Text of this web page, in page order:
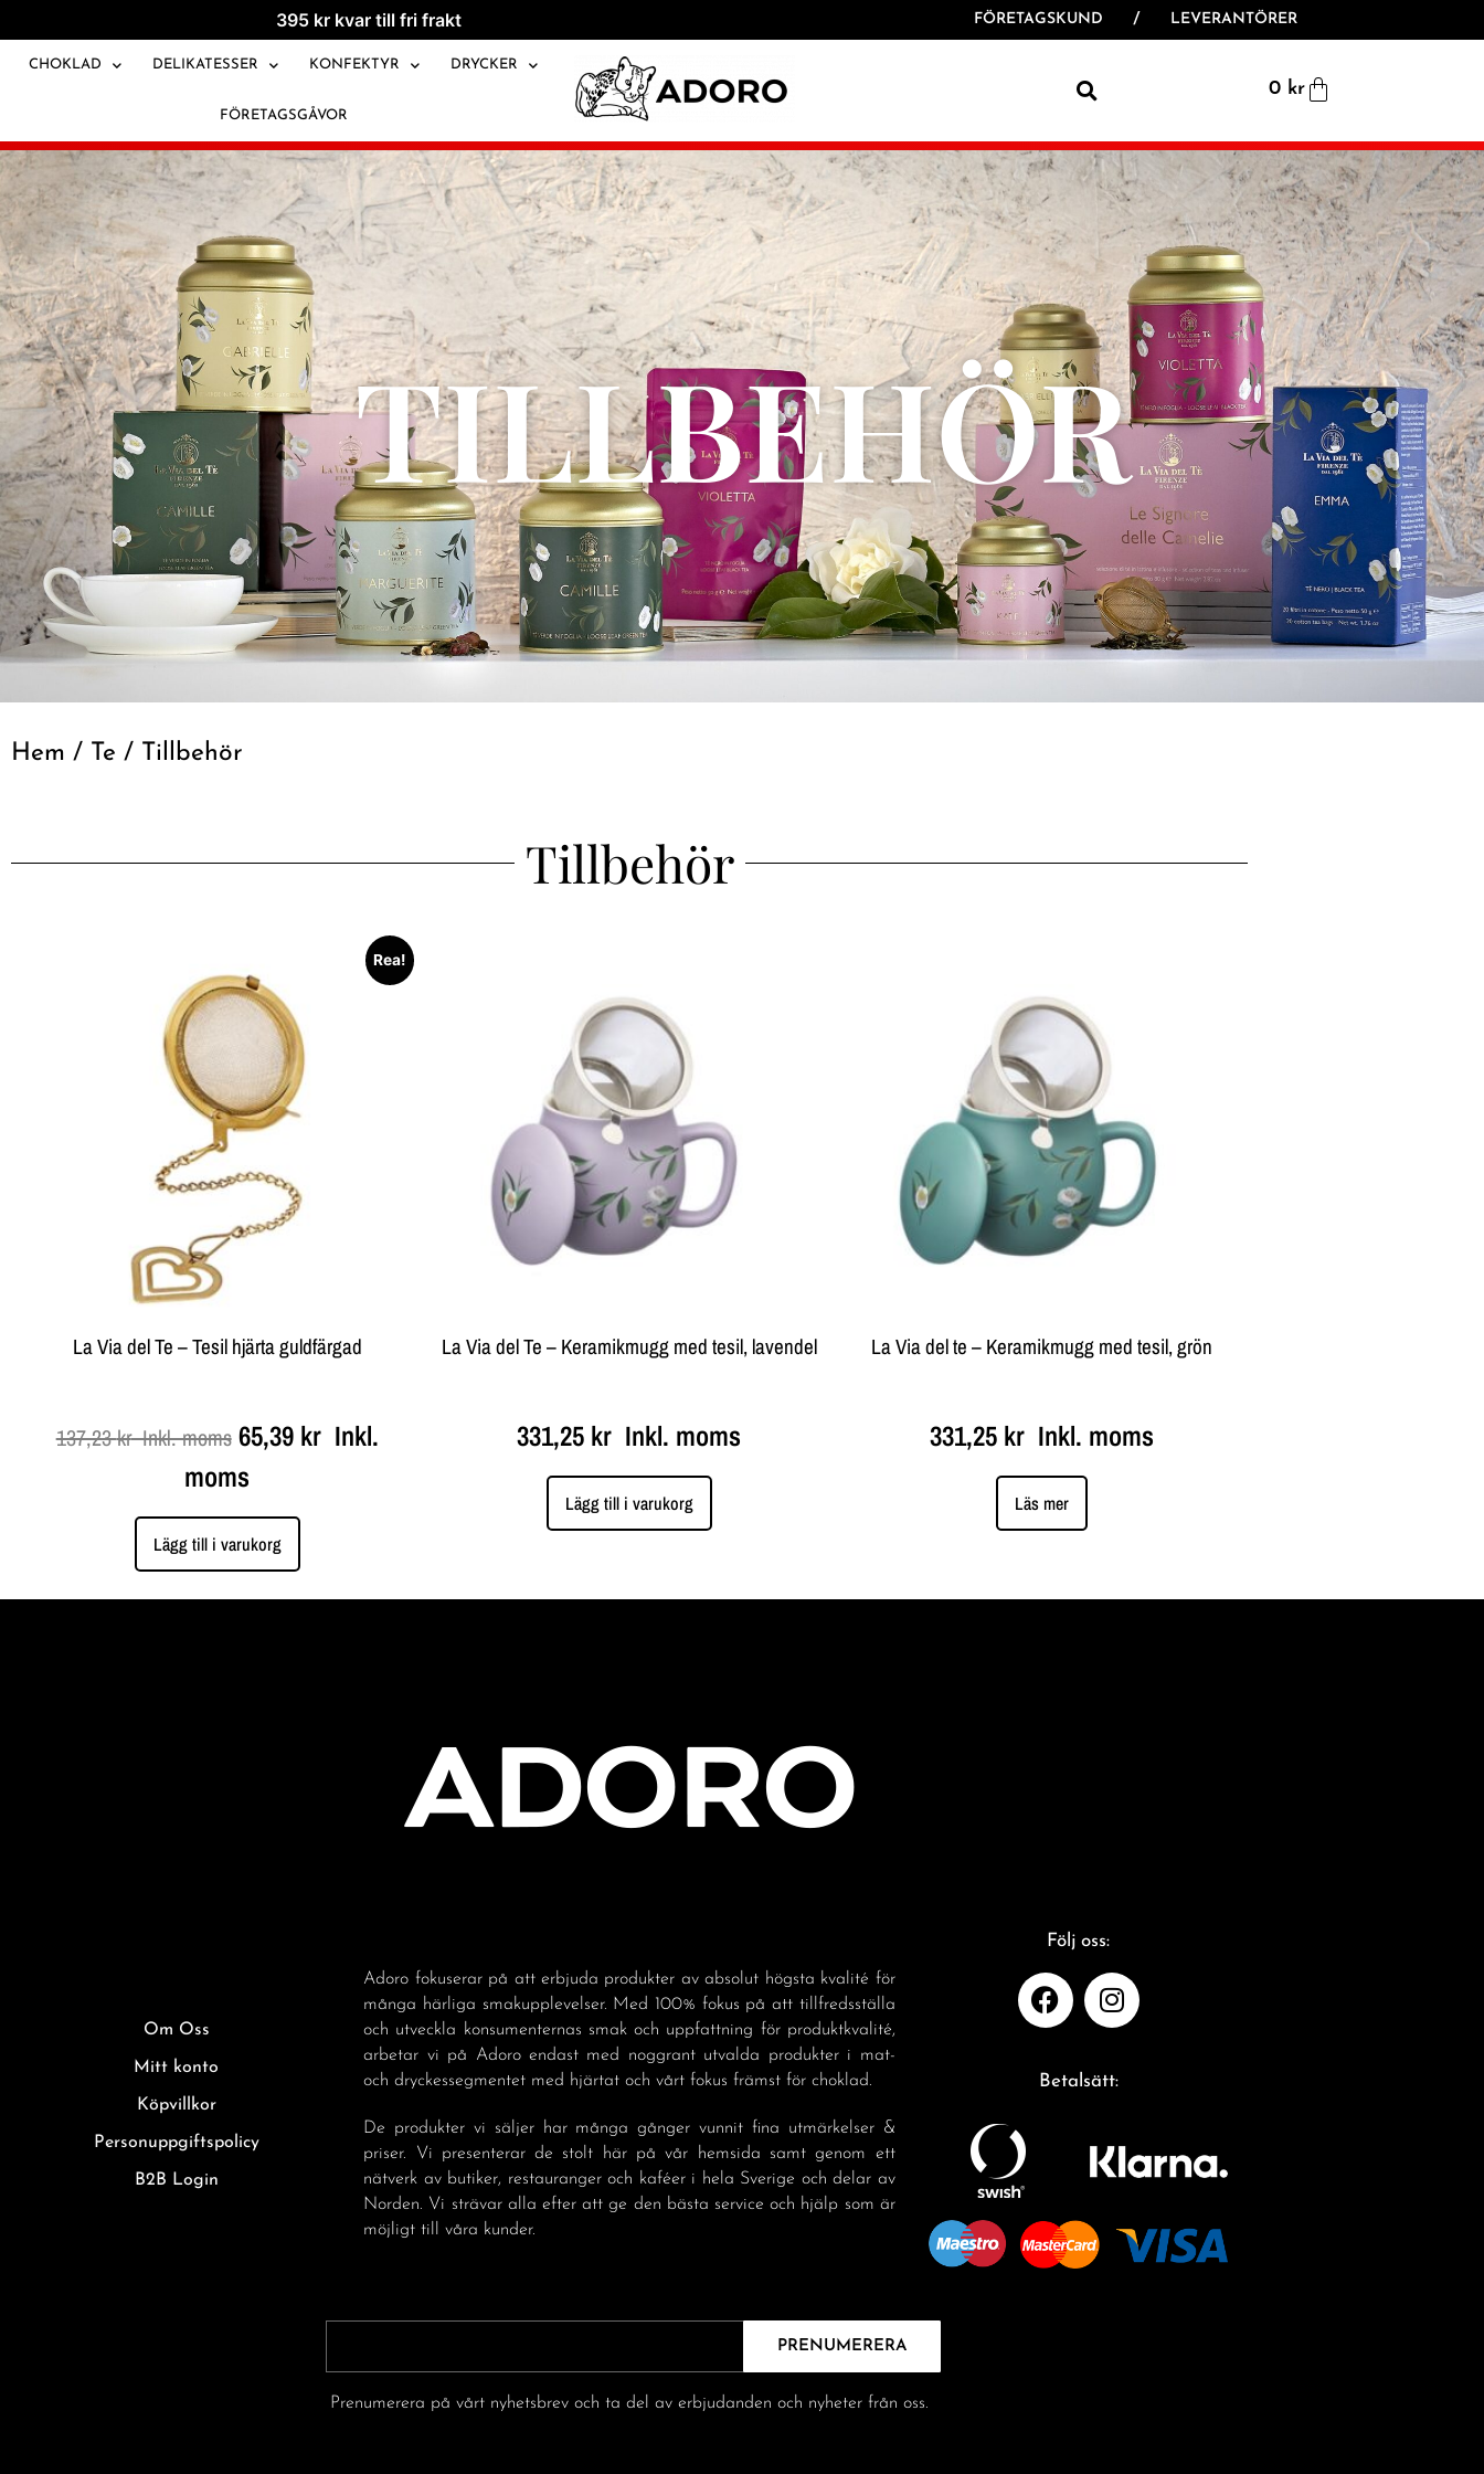
395 kr kvar till fri frakt FÖRETAGSKUND / LEVERANTÖRER
CHOKLAD DELIKATESSER KONFEKTYR DRYCKER
FÖRETAGSGÅVOR
0 kr
TILLBEHÖR
Hem / Te / Tillbehör
Tillbehör
Rea!
La Via del Te – Tesil hjärta guldfärgad
137,23krInkl. moms 65,39 krInkl.
moms
Lägg till i varukorg
La Via del Te – Keramikmugg med tesil, lavendel
331,25 kr Inkl. moms
Lägg till i varukorg
La Via del te – Keramikmugg med tesil, grön
331,25 krInkl. moms
Läs mer
Om Oss
Mitt konto
Köpvillkor
Personuppgiftspolicy
B2B Login
Adoro fokuserar på att erbjuda produkter av absolut högsta kvalité för
många härliga smakupplevelser. Med 100% fokus på att tillfredsställa
och utveckla konsumenternas smak och uppfattning för produktkvalité,
arbetar vi på Adoro endast med noggrant utvalda produkter i mat-
och dryckessegmentet med hjärtat och vårt fokus främst för choklad.
De produkter vi säljer har många gånger vunnit fina utmärkelser &
priser. Vi presenterar de stolt här på vår hemsida samt genom ett
nätverk av butiker, restauranger och kaféer i hela Sverige och delar av
Norden. Vi strävar alla efter att ge den bästa service och hjälp som är
möjligt till våra kunder.
Följ oss:
Betalsätt:
PRENUMERERA
Prenumerera på vårt nyhetsbrev och ta del av erbjudanden och nyheter från oss.